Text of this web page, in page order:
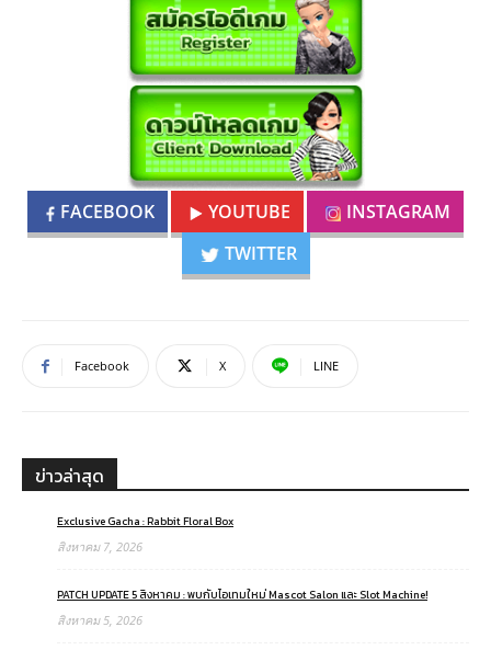
FACEBOOK YOUTUBE
INSTAGRAM
TWITTER
Facebook X LINE
ข่าวล่าสุด
Exclusive Gacha : Rabbit Floral Box
สิงหาคม 7, 2026
PATCH UPDATE 5 สิงหาคม : พบกับไอเทมใหม่ Mascot Salon และ Slot Machine!
สิงหาคม 5, 2026